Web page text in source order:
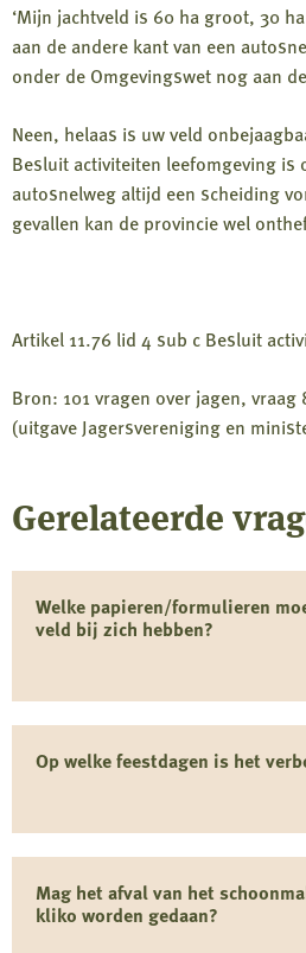
‘Mijn jachtveld is 60 ha groot, 30
aan de andere kant van een
onder de Omgevingswet nog aan
Neen, helaas is uw veld
Besluit activiteiten leefomgeving is
autosnelweg altijd een scheiding
gevallen kan de provincie wel
Artikel 11.76 lid 4 sub c Besluit
Bron: 101 vragen over jagen,
(uitgave Jagersvereniging en
Gerelateerde
Welke papieren/formulieren
veld bij zich hebben?
Op welke feestdagen is het
Mag het afval van het
kliko worden gedaan?